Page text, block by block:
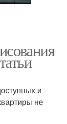
и
не